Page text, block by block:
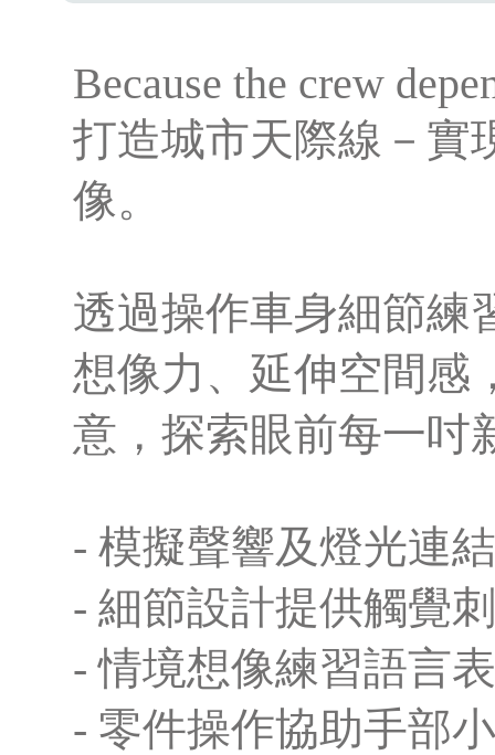
Because the crew
打造城市天際線－實
像。
透過操作車身細節練
想像力、延伸空間感
意，探索眼前每一吋
- 模擬聲響及燈光連
- 細節設計提供觸覺
- 情境想像練習語言
- 零件操作協助手部